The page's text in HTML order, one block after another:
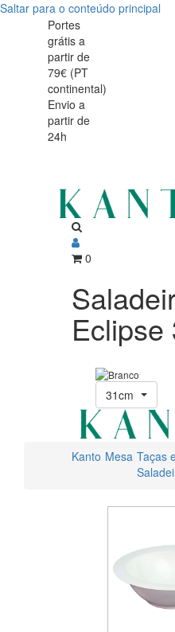
Saltar para o conteúdo principal
Saladeira
Eclipse
Saladeira
Eclipse
Portes
grátis a
partir de
79€ (PT
continental)
Envio a
partir de
24h
0
Eclipse
31cm
Kanto Mesa Taças